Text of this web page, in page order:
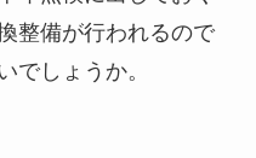
整備が行われるので
でしょうか。